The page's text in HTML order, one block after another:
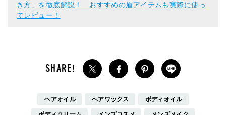
き方」を徹底解説！ おすすめの眉アイテムも実際に使っ
てレビュー！
ヘアオイル ヘアワックス ボディオイル